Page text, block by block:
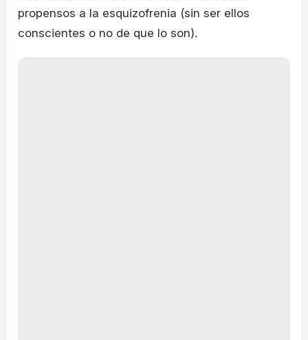
propensos a la esquizofrenia (sin ser ellos
conscientes o no de que lo son).